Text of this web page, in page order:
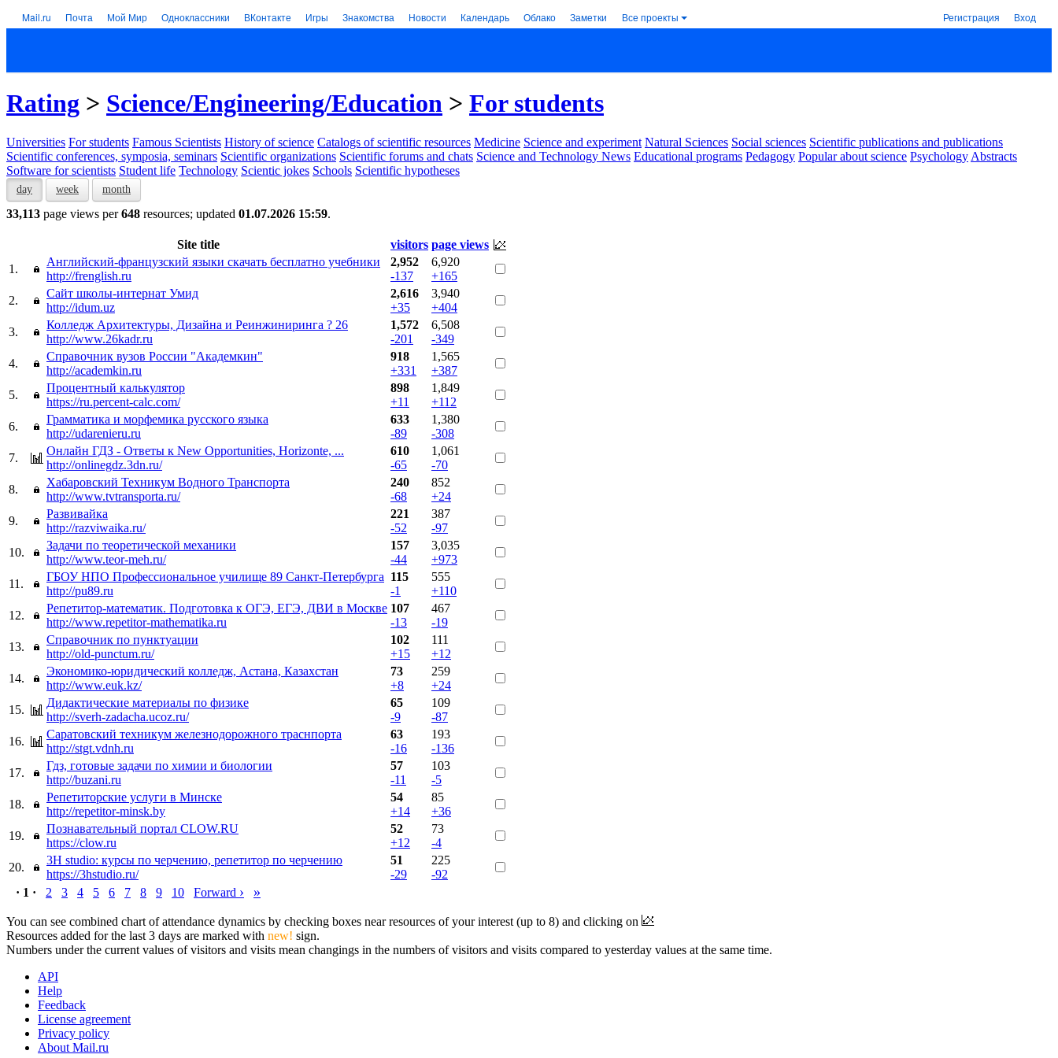
Mail.ru Почта Мой Мир Одноклассники ВКонтакте Игры Знакомства Новости Календарь Облако Заметки Все проекты Регистрация Вход
Rating > Science/Engineering/Education > For students
Universities For students Famous Scientists History of science Catalogs of scientific resources Medicine Science and experiment Natural Sciences Social sciences Scientific publications and publications
Scientific conferences, symposia, seminars Scientific organizations Scientific forums and chats Science and Technology News Educational programs Pedagogy Popular about science Psychology Abstracts
Software for scientists Student life Technology Scientic jokes Schools Scientific hypotheses
day week month
33,113 page views per648 resources; updated 01.07.2026 15:59.
Site title visitors page views
1.
Английский-французский языки скачать бесплатно учебники
http://frenglish.ru
2,952
-137
6,920
+165
2.
Сайт школы-интернат Умид
http://idum.uz
2,616
+35
3,940
+404
3.
Колледж Архитектуры, Дизайна и Реинжиниринга ? 26
http://www.26kadr.ru
1,572
-201
6,508
-349
4.
Справочник вузов России "Академкин"
http://academkin.ru
918
+331
1,565
+387
5.
Процентный калькулятор
https://ru.percent-calc.com/
898
+11
1,849
+112
6.
Грамматика и морфемика русского языка
http://udarenieru.ru
633
-89
1,380
-308
7.
Онлайн ГДЗ - Ответы к New Opportunities, Horizonte, ...
http://onlinegdz.3dn.ru/
610
-65
1,061
-70
8.
Хабаровский Техникум Водного Транспорта
http://www.tvtransporta.ru/
240
-68
852
+24
9.
Развивайка
http://razviwaika.ru/
221
-52
387
-97
10.
Задачи по теоретической механики
http://www.teor-meh.ru/
157
-44
3,035
+973
11.
ГБОУ НПО Профессиональное училище 89 Санкт-Петербурга
http://pu89.ru
115
-1
555
+110
12.
Репетитор-математик. Подготовка к ОГЭ, ЕГЭ, ДВИ в Москве
http://www.repetitor-mathematika.ru
107
-13
467
-19
13.
Cправочник по пунктуации
http://old-punctum.ru/
102
+15
111
+12
14.
Экономико-юридический колледж, Астана, Казахстан
http://www.euk.kz/
73
+8
259
+24
15.
Дидактические материалы по физике
http://sverh-zadacha.ucoz.ru/
65
-9
109
-87
16.
Саратовский техникум железнодорожного траснпорта
http://stgt.vdnh.ru
63
-16
193
-136
17.
Гдз, готовые задачи по химии и биологии
http://buzani.ru
57
-11
103
-5
18.
Репетиторские услуги в Минске
http://repetitor-minsk.by
54
+14
85
+36
19.
Познавательный портал CLOW.RU
https://clow.ru
52
+12
73
-4
20.
3H studio: курсы по черчению, репетитор по черчению
https://3hstudio.ru/
51
-29
225
-92
· 1 ·
2 3 4 5 6 7 8 9 10 Forward › »
You can see combined chart of attendance dynamics by checking boxes near resources of your interest (up to 8) and clicking on
Resources added for the last 3 days are marked with new! sign.
Numbers under the current values of visitors and visits mean changings in the numbers of visitors and visits compared to yesterday values at the same time.
API
Help
Feedback
License agreement
Privacy policy
About Mail.ru